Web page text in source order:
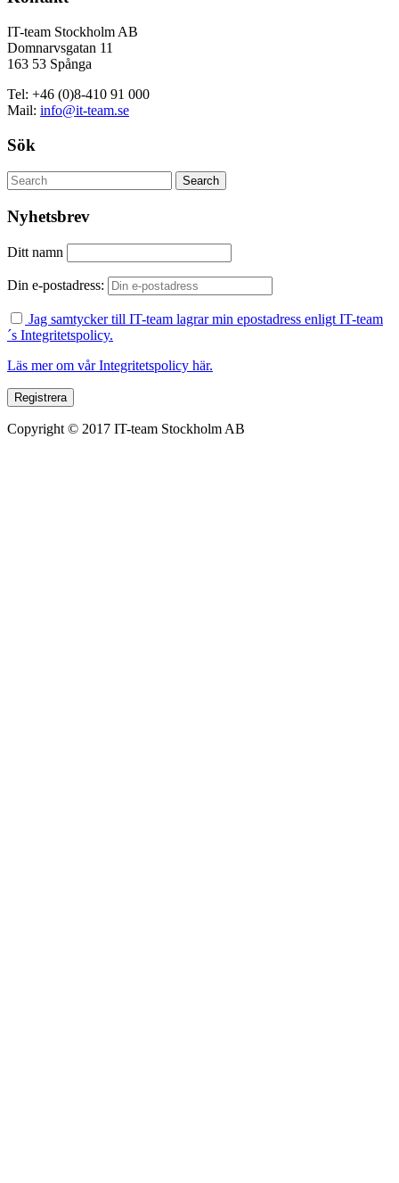
IT-team Stockholm AB
Domnarvsgatan 11
163 53 Spånga
Tel: +46 (0)8-410 91 000
Mail: info@it-team.se
Sök
Nyhetsbrev
Ditt namn
Din e-postadress:
Jag samtycker till IT-team lagrar min epostadress enligt IT-team
´s Integritetspolicy.
Läs mer om vår Integritetspolicy här.
Copyright © 2017 IT-team Stockholm AB